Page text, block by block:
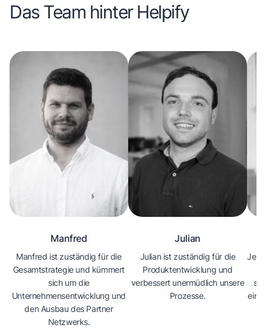
Das Team hinter Helpify
Manfred
Manfred ist zuständig für die
Gesamtstrategie und kümmert
sich um die
Unternehmensentwicklung und
den Ausbau des Partner
Netzwerks.
Julian
Julian ist zuständig für die
Produktentwicklung und
verbessert unermüdlich unsere
Prozesse.
eine